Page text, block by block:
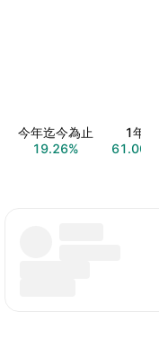
今年迄今為止
19.26%
1年
61.00%